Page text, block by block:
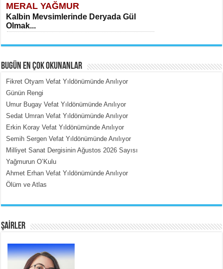
MERAL YAĞMUR
Kalbin Mevsimlerinde Deryada Gül
Olmak...
MEHMET ÇOBAN
İçerdeki Put Dışardaki Maskeler...
BUGÜN EN ÇOK OKUNANLAR
Fikret Otyam Vefat Yıldönümünde Anılıyor
Günün Rengi
Umur Bugay Vefat Yıldönümünde Anılıyor
Sedat Umran Vefat Yıldönümünde Anılıyor
Erkin Koray Vefat Yıldönümünde Anılıyor
Semih Sergen Vefat Yıldönümünde Anılıyor
Milliyet Sanat Dergisinin Ağustos 2026 Sayısı
Yağmurun O’Kulu
Ahmet Erhan Vefat Yıldönümünde Anılıyor
Ölüm ve Atlas
ŞAİRLER